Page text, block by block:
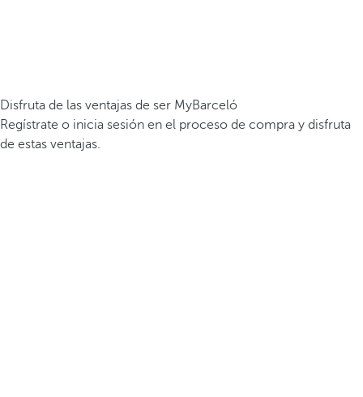
Disfruta de las ventajas de ser MyBarceló
Regístrate o inicia sesión en el proceso de compra y disfruta
de estas ventajas.